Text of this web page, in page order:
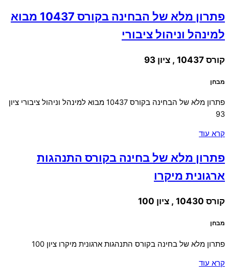
פתרון מלא של הבחינה בקורס 10437 מבוא
למינהל וניהול ציבורי
קורס 10437 , ציון 93
מבחן
פתרון מלא של הבחינה בקורס 10437 מבוא למינהל וניהול ציבורי ציון
93
קרא עוד
פתרון מלא של בחינה בקורס התנהגות
ארגונית מיקרו
קורס 10430 , ציון 100
מבחן
פתרון מלא של בחינה בקורס התנהגות ארגונית מיקרו ציון 100
קרא עוד